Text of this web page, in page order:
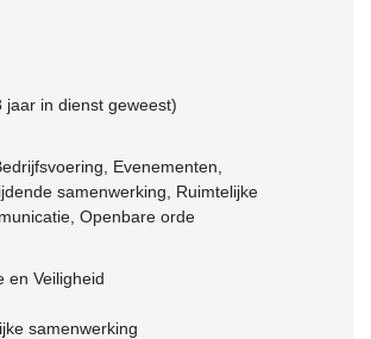
jaar in dienst geweest)
Evenementen,
samenwerking, Ruimtelijke
Openbare orde
en Veiligheid
samenwerking